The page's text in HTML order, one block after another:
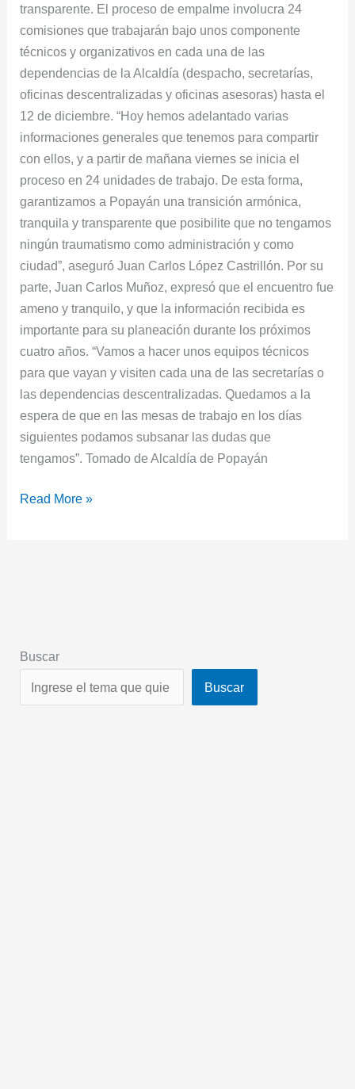
transparente. El proceso de empalme involucra 24
comisiones que trabajarán bajo unos componente
técnicos y organizativos en cada una de las
dependencias de la Alcaldía (despacho, secretarías,
oficinas descentralizadas y oficinas asesoras) hasta el
12 de diciembre. “Hoy hemos adelantado varias
informaciones generales que tenemos para compartir
con ellos, y a partir de mañana viernes se inicia el
proceso en 24 unidades de trabajo. De esta forma,
garantizamos a Popayán una transición armónica,
tranquila y transparente que posibilite que no tengamos
ningún traumatismo como administración y como
ciudad”, aseguró Juan Carlos López Castrillón. Por su
parte, Juan Carlos Muñoz, expresó que el encuentro fue
ameno y tranquilo, y que la información recibida es
importante para su planeación durante los próximos
cuatro años. “Vamos a hacer unos equipos técnicos
para que vayan y visiten cada una de las secretarías o
las dependencias descentralizadas. Quedamos a la
espera de que en las mesas de trabajo en los días
siguientes podamos subsanar las dudas que
tengamos”. Tomado de Alcaldía de Popayán
POPAYÁN
Read More »
Buscar
Buscar